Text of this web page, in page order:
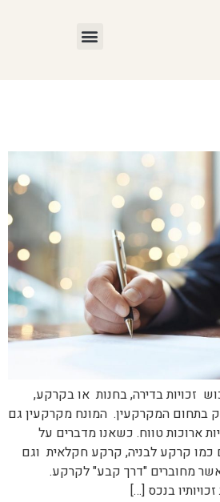
זכויות בדירה, בחנות או בקרקע,
בתחום המקרקעין. המונח מקרקעין גם
ארוכות טווח. כשאנו מדברים על
כמו קרקע לבניה, קרקע חקלאית וגם
מחוברים "דרך קבע" לקרקע.
בנכס […]